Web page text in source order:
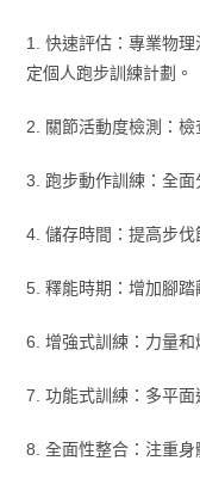
1. 快速評估：專業物
定個人跑步訓練計劃。
2. 關節活動度檢測：
3. 跑步動作訓練：全面
4. 儲存時間：提高步伐
5. 釋能時期：增加腳踏
6. 增強式訓練：力量和
7. 功能式訓練：多平面
8. 全面性整合：注重身